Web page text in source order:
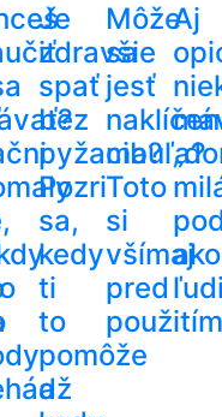
Je
zdravšie
spať
bez
pyžama?
Pozri
sa,
kedy
ti
to
pomôže
a
Môže
sa
jesť
cibuľa?
Toto
si
všímaj
pred
použitím
Aj
ako